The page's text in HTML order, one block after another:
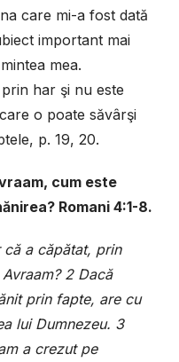
care mi-a fost dată
important mai
mea.
har şi nu este
o poate săvârşi
p. 19, 20.
cum este
Romani 4:1-8.
a căpătat, prin
2 Dacă
prin fapte, are cu
lui Dumnezeu. 3
a crezut pe